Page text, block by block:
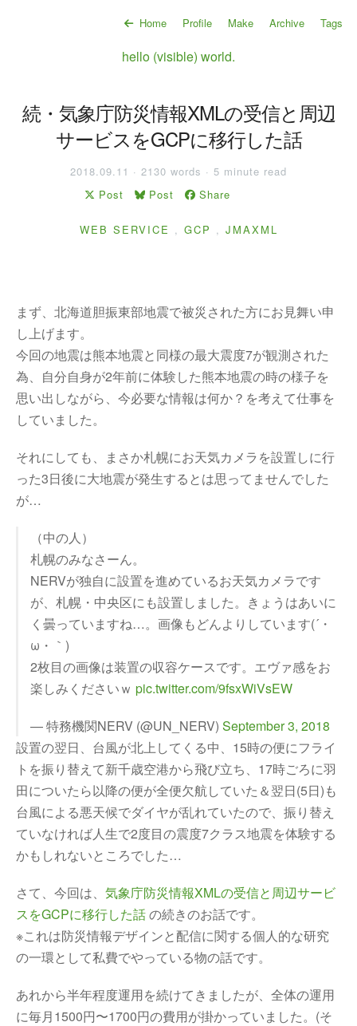
Home Profile Make Archive Tags
hello (visible) world.
続・気象庁防災情報XMLの受信と周辺
サービスをGCPに移行した話
2018.09.11 · 2130 words · 5 minute read
Post
Post Share
WEB SERVICE , GCP , JMAXML
まず、北海道胆振東部地震で被災された方にお見舞い申
し上げます。
今回の地震は熊本地震と同様の最大震度7が観測された
為、自分自身が2年前に体験した熊本地震の時の様子を
思い出しながら、今必要な情報は何か？を考えて仕事を
していました。
それにしても、まさか札幌にお天気カメラを設置しに行
った3日後に大地震が発生するとは思ってませんでした
が…
（中の人）
札幌のみなさーん。
NERVが独自に設置を進めているお天気カメラです
が、札幌・中央区にも設置しました。きょうはあいに
く曇っていますね…。画像もどんよりしています(´・
ω・｀)
2枚目の画像は装置の収容ケースです。エヴァ感をお
楽しみくださいｗ pic.twitter.com/9fsxWiVsEW
— 特務機関NERV (@UN_NERV) September 3, 2018
設置の翌日、台風が北上してくる中、15時の便にフライ
トを振り替えて新千歳空港から飛び立ち、17時ごろに羽
田についたら以降の便が全便欠航していた＆翌日(5日)も
台風による悪天候でダイヤが乱れていたので、振り替え
ていなければ人生で2度目の震度7クラス地震を体験する
かもしれないところでした…
さて、今回は、 気象庁防災情報XMLの受信と周辺サービ
スをGCPに移行した話の続きのお話です。
※これは防災情報デザインと配信に関する個人的な研究
の一環として私費でやっている物の話です。
あれから半年程度運用を続けてきましたが、全体の運用
に毎月1500円〜1700円の費用が掛かっていました。(そ